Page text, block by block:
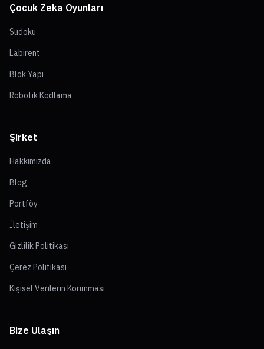
Çocuk Zeka Oyunları
Sudoku
Labirent
Blok Yapı
Robotik Kodlama
Şirket
Hakkımızda
Blog
Portföy
İletişim
Gizlilik Politikası
Çerez Politikası
Kişisel Verilerin Korunması
Bize Ulaşın